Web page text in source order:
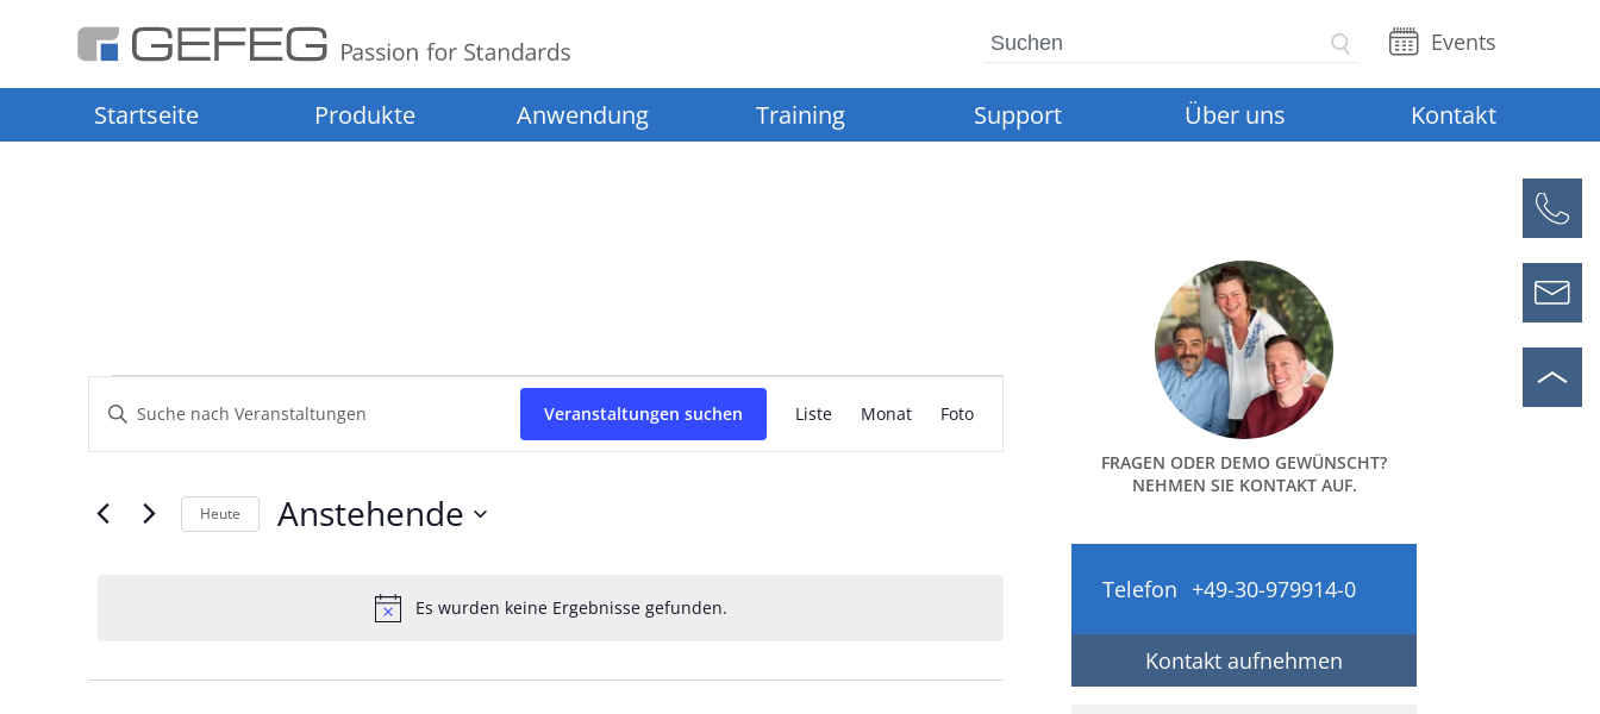
Suchen Events
Startseite Produkte Anwendung Training Support Über uns Kontakt
Veranstaltungen
Hinweis
Es wurden keine Ergebnisse gefunden.
Veranstaltungen
Suche
Ansichten,
Bitte
Suche
Veranstaltungen suchen
Ansichten-
Navigation
Liste Monat Foto
Heute Anstehende
FRAGEN ODER DEMO GEWÜNSCHT?
NEHMEN SIE KONTAKT AUF.
Telefon +49-30-979914-0
Kontakt aufnehmen